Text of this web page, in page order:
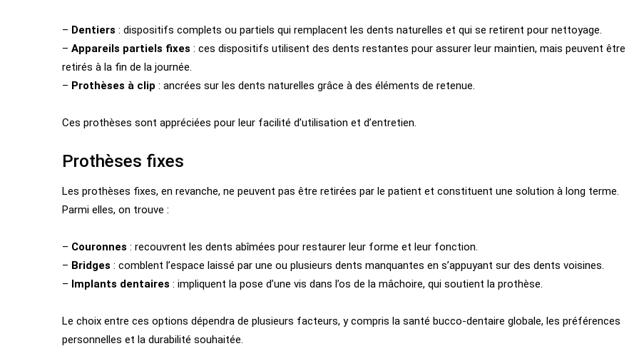
– Dentiers : dispositifs complets ou partiels qui remplacent les dents naturelles et qui se retirent pour nettoyage.
– Appareils partiels fixes : ces dispositifs utilisent des dents restantes pour assurer leur maintien, mais peuvent être
retirés à la fin de la journée.
– Prothèses à clip : ancrées sur les dents naturelles grâce à des éléments de retenue.
Ces prothèses sont appréciées pour leur facilité d’utilisation et d’entretien.
Prothèses fixes
Les prothèses fixes, en revanche, ne peuvent pas être retirées par le patient et constituent une solution à long terme.
Parmi elles, on trouve :
– Couronnes : recouvrent les dents abîmées pour restaurer leur forme et leur fonction.
– Bridges : comblent l’espace laissé par une ou plusieurs dents manquantes en s’appuyant sur des dents voisines.
– Implants dentaires : impliquent la pose d’une vis dans l’os de la mâchoire, qui soutient la prothèse.
Le choix entre ces options dépendra de plusieurs facteurs, y compris la santé bucco-dentaire globale, les préférences
personnelles et la durabilité souhaitée.